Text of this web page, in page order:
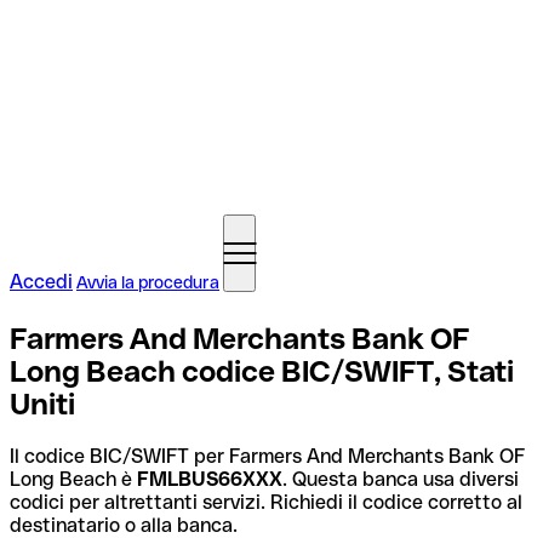
Accedi Avvia la procedura
Farmers And Merchants Bank OF
Long Beach codice BIC/SWIFT, Stati
Uniti
Il codice BIC/SWIFT per Farmers And Merchants Bank OF
Long Beach è FMLBUS66XXX. Questa banca usa diversi
codici per altrettanti servizi. Richiedi il codice corretto al
destinatario o alla banca.